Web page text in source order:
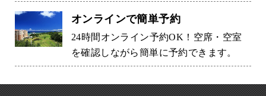
オンラインで簡単予約
24時間オンライン予約OK！空席・空室
を確認しながら簡単に予約できます。